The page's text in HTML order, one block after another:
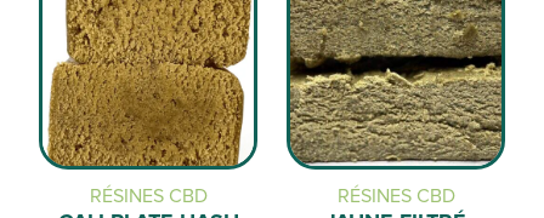
RÉSINES CBD RÉSINES CBD